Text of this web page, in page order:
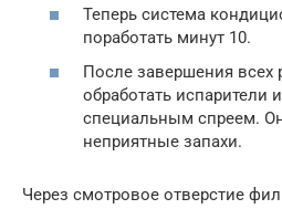
Теперь система
поработать минут 10.
После завершения всех
обработать испарители
специальным спреем.
неприятные запахи.
Через смотровое отверстие